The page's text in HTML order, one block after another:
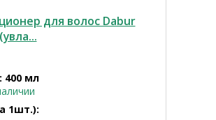
для волос Dabur
400 мл
1шт.):